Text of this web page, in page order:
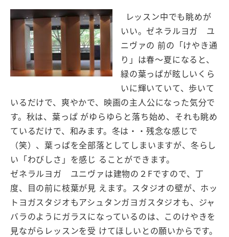
レッスン中でも眺めが
いい。ゼネラルヨガ ユ
ニヴァの 前の「けやき通
り」は春〜夏になると、
緑の葉っぱが眩しいくら
いに輝いていて、歩いて
いるだけで、爽やかで、映画の主人公になった気分で
す。秋は、葉っぱ がゆらゆらと落ち始め、それも眺め
ているだけで、和みます。冬は・・残念な感じで
（笑）、葉っぱを全部落としてしまいますが、冬らし
い「わびしさ」を感じ ることができます。
ゼネラルヨガ ユニヴァは建物の２Fですので、丁
度、目の前に枝葉が見 えます。スタジオの壁が、ホッ
トヨガスタジオもアシュタンガヨガスタジオも、ジャ
バラのようにガラスになっているのは、このけやきを
見ながらレッスンを受 けてほしいとの願いからです。